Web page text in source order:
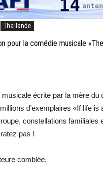
Thaïlande
pour la comédie musicale
écrite par la mère
d’exemplaires «If life
constellations
pas !
comblée.